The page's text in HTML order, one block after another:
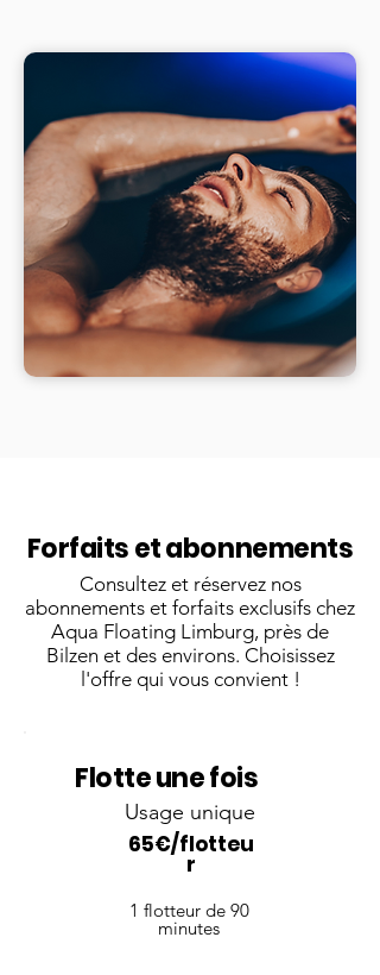
Forfaits et abonnements
Consultez et réservez nos
abonnements et forfaits exclusifs chez
Aqua Floating Limburg, près de
Bilzen et des environs. Choisissez
l'offre qui vous convient !
Flotte une fois
Usage unique
65€/flotteu
r
1 flotteur de 90
minutes